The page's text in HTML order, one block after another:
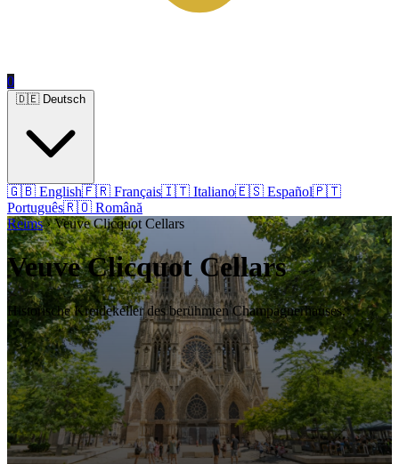
0
🇬🇧 English🇫🇷 Français🇮🇹 Italiano🇪🇸 Español🇵🇹
Português🇷🇴 Română
Reims› Veuve Clicquot Cellars
Veuve Clicquot Cellars
Historische Kreidekeller des berühmten Champagnerhauses.